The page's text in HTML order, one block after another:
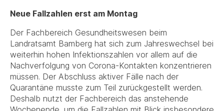
Neue Fallzahlen erst am Montag
Der Fachbereich Gesundheitswesen beim
Landratsamt Bamberg hat sich zum Jahreswechsel bei
weiterhin hohen Infektionszahlen vor allem auf die
Nachverfolgung von Corona-Kontakten konzentrieren
müssen. Der Abschluss aktiver Fälle nach der
Quarantäne musste zum Teil zurückgestellt werden.
Deshalb nutzt der Fachbereich das anstehende